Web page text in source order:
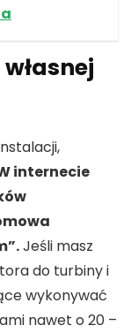
internecie
Jeśli masz
do turbiny i
wykonywać
nawet o 20 –